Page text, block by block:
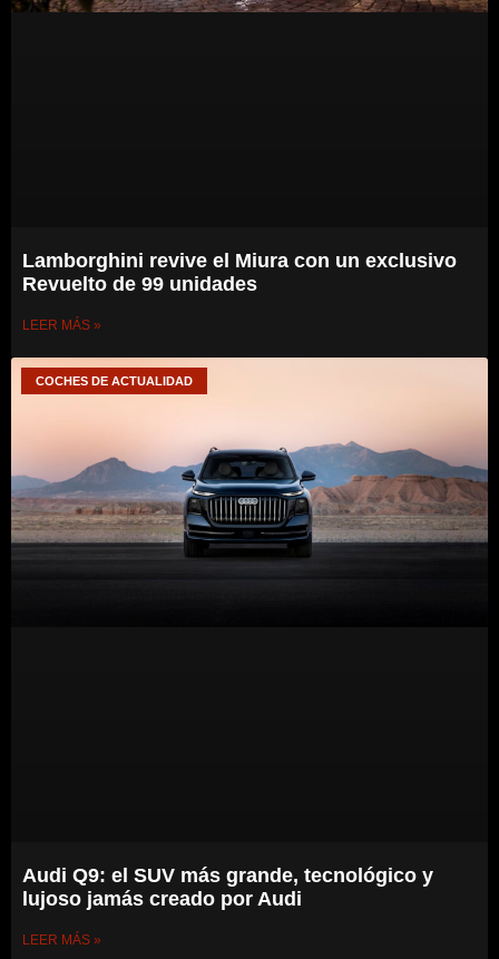
Lamborghini revive el Miura con un exclusivo
Revuelto de 99 unidades
LEER MÁS »
COCHES DE ACTUALIDAD
Audi Q9: el SUV más grande, tecnológico y
lujoso jamás creado por Audi
LEER MÁS »